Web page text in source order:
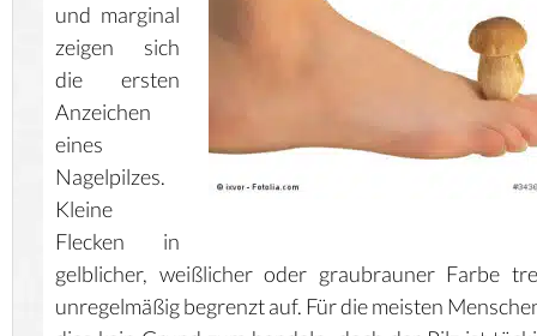
und marginal
zeigen sich
die ersten
Anzeichen
eines
Nagelpilzes.
Kleine
Flecken in
gelblicher, weißlicher oder graubrauner Farbe
unregelmäßig begrenzt auf. Für die meisten